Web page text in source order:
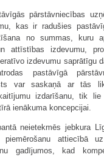
pārstāvniecības
kas ir radušies
no summas, kuru
attīstības izdevumu,
izdevumu saprātīgu
pastāvīgā
var saskaņā ar tās
izdarīšanu, tik
ienākuma koncepcijai.
neietekmēs jebkura
piemērošanu attiecībā
gadījumos, kad